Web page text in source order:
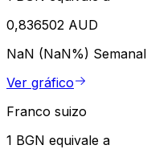
0,836502 AUD
NaN (NaN%) Semanal
Ver gráfico
Franco suizo
1 BGN equivale a